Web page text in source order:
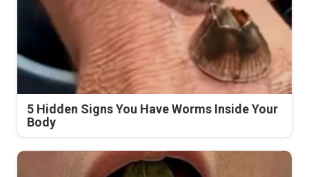
5 Hidden Signs You Have Worms Inside Your
Body